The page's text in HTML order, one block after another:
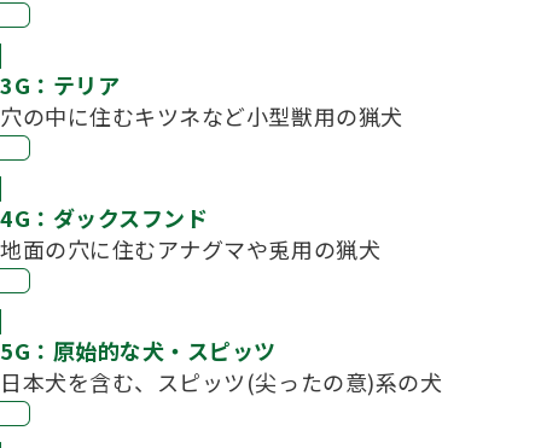
3G：テリア
穴の中に住むキツネなど小型獣用の猟犬
4G：ダックスフンド
地面の穴に住むアナグマや兎用の猟犬
5G：原始的な犬・スピッツ
日本犬を含む、スピッツ(尖ったの意)系の犬